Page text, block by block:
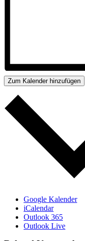
Zum Kalender hinzufügen
Google Kalender
iCalendar
Outlook 365
Outlook Live